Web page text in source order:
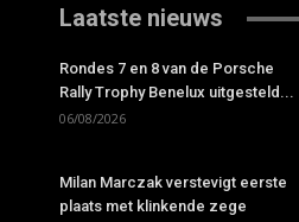
Laatste nieuws
Rondes 7 en 8 van de Porsche
Rally Trophy Benelux uitgesteld...
06/08/2026
Milan Marczak verstevigt eerste
plaats met klinkende zege